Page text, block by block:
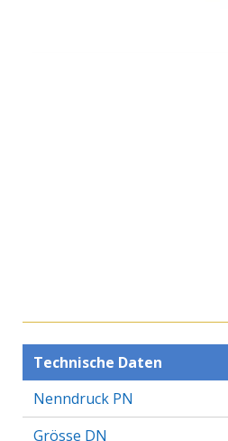
Technische Daten
Nenndruck PN
Grösse DN